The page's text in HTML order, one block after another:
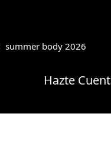
Hazte
summer body 2026